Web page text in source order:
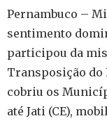
Pernambuco –
sentimento
participou da
Transposição do
cobriu os
até Jati (CE),